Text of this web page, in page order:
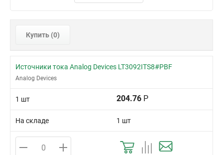
Купить (0)
Источники тока Analog Devices LT3092ITS8#PBF
Analog Devices
1 шт 204.76 Р
На складе 1 шт